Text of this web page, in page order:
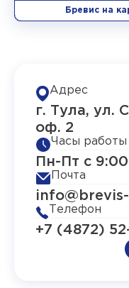
Бревис на
Адрес
г. Тула, ул.
оф. 2
Часы работы
Пн-Пт с
Почта
Телефон
+7 (4872)